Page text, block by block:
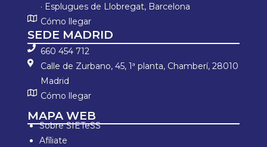
· Esplugues de Llobregat, Barcelona
Cómo llegar
SEDE MADRID
660 454 712
Calle de Zurbano, 45, 1ª planta, Chamberí, 28010
Madrid
Cómo llegar
MAPA WEB
Sobre SIETeSS
Afíliate